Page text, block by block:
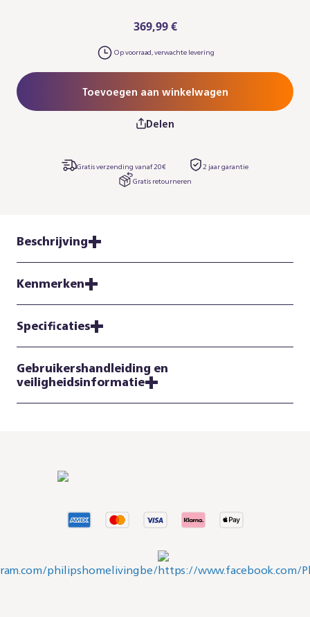
369,99 €
Op voorraad, verwachte levering
Toevoegen aan winkelwagen
Delen
Gratis verzending vanaf 20€
2 jaar garantie​
Gratis retourneren
Beschrijving
Kenmerken
Specificaties
Gebruikershandleiding en
veiligheidsinformatie